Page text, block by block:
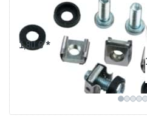
Montageset M6 für
19 Zoll-Technik
1,80 € *